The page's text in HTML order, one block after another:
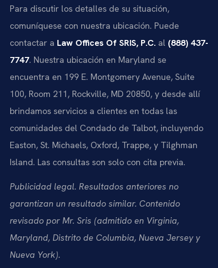
Para discutir los detalles de su situación,
comuníquese con nuestra ubicación. Puede
contactar a Law Offices Of SRIS, P.C. al (888) 437-
7747. Nuestra ubicación en Maryland se
encuentra en 199 E. Montgomery Avenue, Suite
100, Room 211, Rockville, MD 20850, y desde allí
brindamos servicios a clientes en todas las
comunidades del Condado de Talbot, incluyendo
Easton, St. Michaels, Oxford, Trappe, y Tilghman
Island. Las consultas son solo con cita previa.
Publicidad legal. Resultados anteriores no
garantizan un resultado similar. Contenido
revisado por Mr. Sris (admitido en Virginia,
Maryland, Distrito de Columbia, Nueva Jersey y
Nueva York).